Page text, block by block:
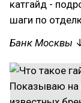
катгайд -
шаги по
Банк Москвы